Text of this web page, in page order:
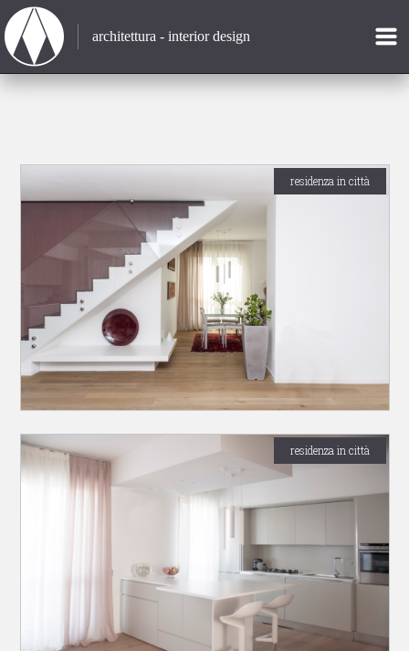
architettura - interior design
residenza in città
residenza in città